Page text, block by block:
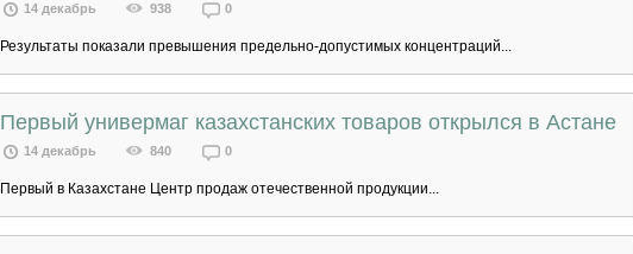
14 декабрь 938 0
Результаты показали превышения предельно-допустимых концентраций...
Первый универмаг казахстанских товаров открылся в Астане
14 декабрь 840 0
Первый в Казахстане Центр продаж отечественной продукции...